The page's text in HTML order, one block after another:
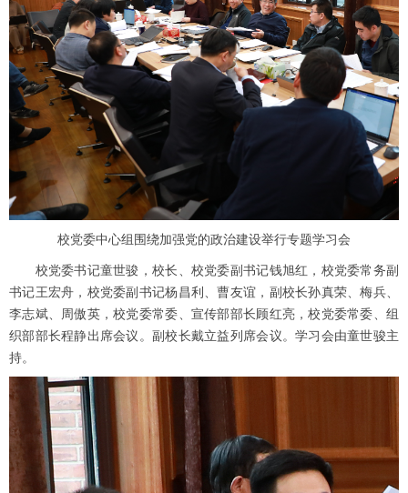
校党委中心组围绕加强党的政治建设举行专题学习会
校党委书记童世骏，校长、校党委副书记钱旭红，校党委常务副
书记王宏舟，校党委副书记杨昌利、曹友谊，副校长孙真荣、梅兵、
李志斌、周傲英，校党委常委、宣传部部长顾红亮，校党委常委、组
织部部长程静出席会议。副校长戴立益列席会议。学习会由童世骏主
持。